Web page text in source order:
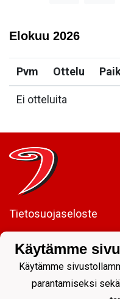
Elokuu 2026
Pvm Ottelu
Ei otteluita
Tietosuojaseloste
Kuntoportti 5 | 40700
Käytämme
Käytämme
parantamiseksi